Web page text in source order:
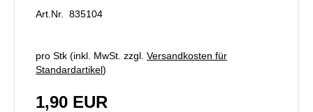
Art.Nr. 835104
pro Stk (inkl. MwSt. zzgl. Versandkosten für
Standardartikel)
1,90 EUR